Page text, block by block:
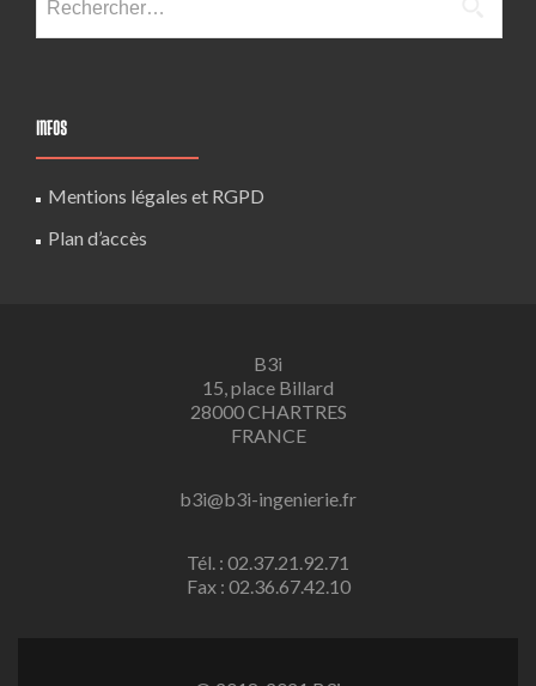
INFOS
Mentions légales et RGPD
Plan d’accès
B3i
15, place Billard
28000 CHARTRES
FRANCE
b3i@b3i-ingenierie.fr
Tél. : 02.37.21.92.71
Fax : 02.36.67.42.10